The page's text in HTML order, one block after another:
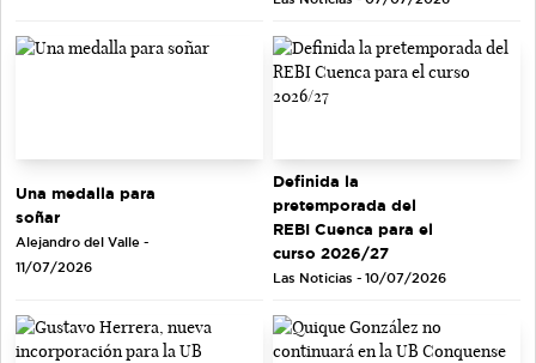
Una medalla para
soñar
Alejandro del Valle -
11/07/2026
Definida la
pretemporada del
REBI Cuenca para el
curso 2026/27
Las Noticias - 10/07/2026